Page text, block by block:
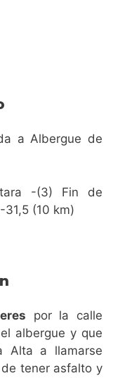
a Albergue de
-(3) Fin de
(10 km)
por la calle
albergue y que
Alta a llamarse
tener asfalto y